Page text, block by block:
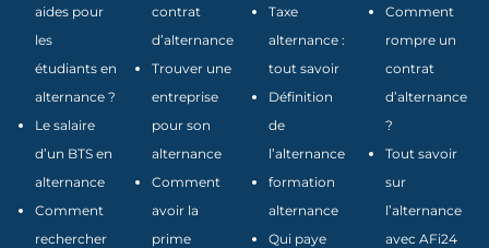
aides pour
les
étudiants en
alternance ?
Le salaire
d’un BTS en
alternance
Comment
rechercher
contrat
d’alternance
Trouver une
entreprise
pour son
alternance
Comment
avoir la
prime
Taxe
alternance :
tout savoir
Définition
de
l’alternance
formation
alternance
Qui paye
Comment
rompre un
contrat
d’alternance
?
Tout savoir
sur
l’alternance
avec AFi24